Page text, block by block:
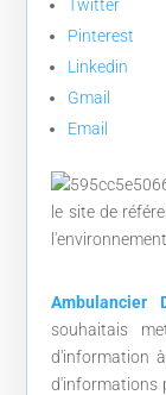
Twitter
Pinterest
Linkedin
Gmail
Email
Ambulancier
souhaitais
d'information
d'informations